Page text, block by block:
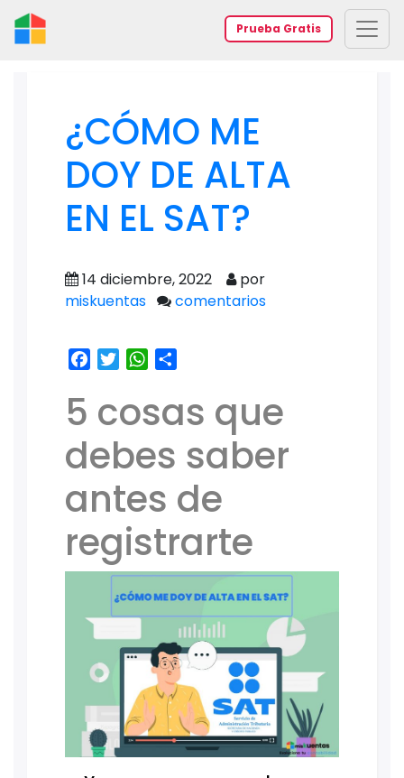
Prueba Gratis
¿CÓMO ME
DOY DE ALTA
EN EL SAT?
14 diciembre, 2022
por
miskuentas
comentarios
Facebook
TwitterWhatsApp
5 cosas que
debes saber
antes de
registrarte